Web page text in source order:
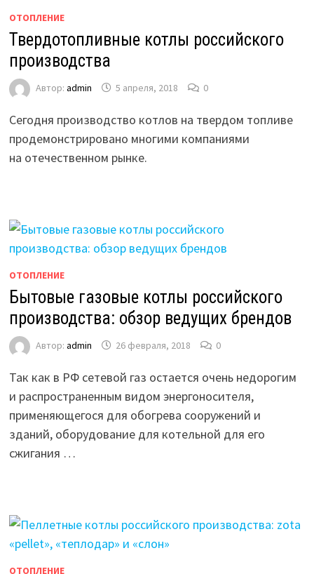
ОТОПЛЕНИЕ
Твердотопливные котлы российского
производства
Автор: admin 5 апреля, 2018 0
Сегодня производство котлов на твердом топливе
продемонстрировано многими компаниями
на отечественном рынке.
ОТОПЛЕНИЕ
Бытовые газовые котлы российского
производства: обзор ведущих брендов
Автор: admin 26 февраля, 2018 0
Так как в РФ сетевой газ остается очень недорогим
и распространенным видом энергоносителя,
применяющегося для обогрева сооружений и
зданий, оборудование для котельной для его
сжигания …
ОТОПЛЕНИЕ